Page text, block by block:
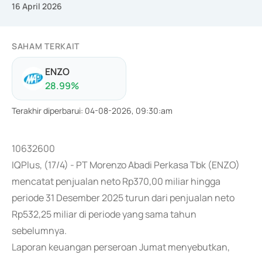
16 April 2026
SAHAM TERKAIT
ENZO
28.99%
Terakhir diperbarui: 04-08-2026, 09:30:am
10632600
IQPlus, (17/4) - PT Morenzo Abadi Perkasa Tbk (ENZO)
mencatat penjualan neto Rp370,00 miliar hingga
periode 31 Desember 2025 turun dari penjualan neto
Rp532,25 miliar di periode yang sama tahun
sebelumnya.
Laporan keuangan perseroan Jumat menyebutkan,